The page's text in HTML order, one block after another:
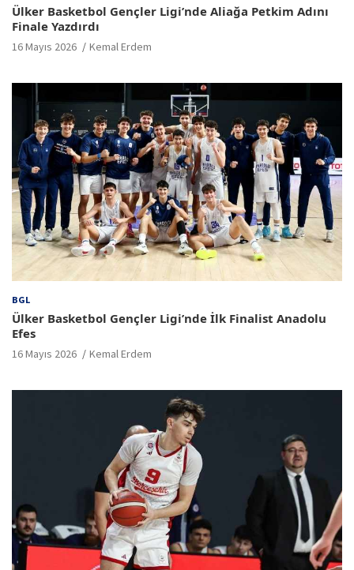
Ülker Basketbol Gençler Ligi’nde Aliağa Petkim Adını
Finale Yazdırdı
16 Mayıs 2026 Kemal Erdem
BGL
Ülker Basketbol Gençler Ligi’nde İlk Finalist Anadolu
Efes
16 Mayıs 2026 Kemal Erdem